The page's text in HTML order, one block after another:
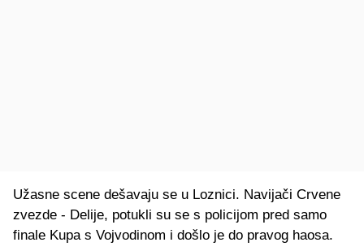
Užasne scene dešavaju se u Loznici. Navijači Crvene
zvezde - Delije, potukli su se s policijom pred samo
finale Kupa s Vojvodinom i došlo je do pravog haosa.